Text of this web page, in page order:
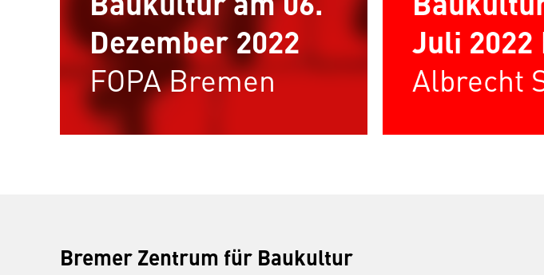
Dezember 2022
FOPA Bremen
Juli 2022
Albrecht
Bremer Zentrum für Baukultur